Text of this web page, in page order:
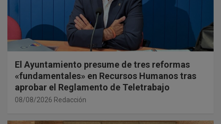
El Ayuntamiento presume de tres reformas
«fundamentales» en Recursos Humanos tras
aprobar el Reglamento de Teletrabajo
08/08/2026 Redacción